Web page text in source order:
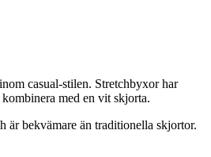
casual-stilen. Stretchbyxor har
med en vit skjorta.
är bekvämare än traditionella skjortor.